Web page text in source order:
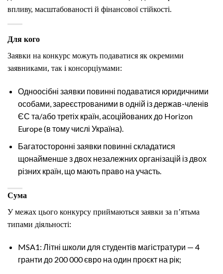
впливу, масштабованості й фінансової стійкості.
Для кого
Заявки на конкурс можуть подаватися як окремими
заявниками, так і консорціумами:
Одноосібні заявки повинні подаватися юридичними
особами, зареєстрованими в одній із держав-членів
ЄС та/або третіх країн, асоційованих до Horizon
Europe (в тому числі Україна).
Багатосторонні заявки повинні складатися
щонайменше з двох незалежних організацій із двох
різних країн, що мають право на участь.
Сума
У межах цього конкурсу приймаються заявки за п’ятьма
типами діяльності:
MSA1: Літні школи для студентів магістратури — 4
гранти до 200 000 євро на один проєкт на рік;